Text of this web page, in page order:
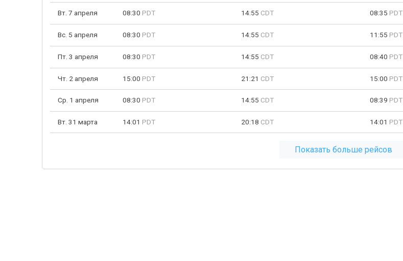
Вт. 7 апреля 08:30 PDT 14:55 CDT 08:35 PDT
Вс. 5 апреля 08:30 PDT 14:55 CDT 11:55 PDT
Пт. 3 апреля 08:30 PDT 14:55 CDT 08:40 PDT
Чт. 2 апреля 15:00 PDT 21:21 CDT 15:00 PDT
Ср. 1 апреля 08:30 PDT 14:55 CDT 08:39 PDT
Вт. 31 марта 14:01 PDT 20:18 CDT 14:01 PDT
Показать больше рейсов